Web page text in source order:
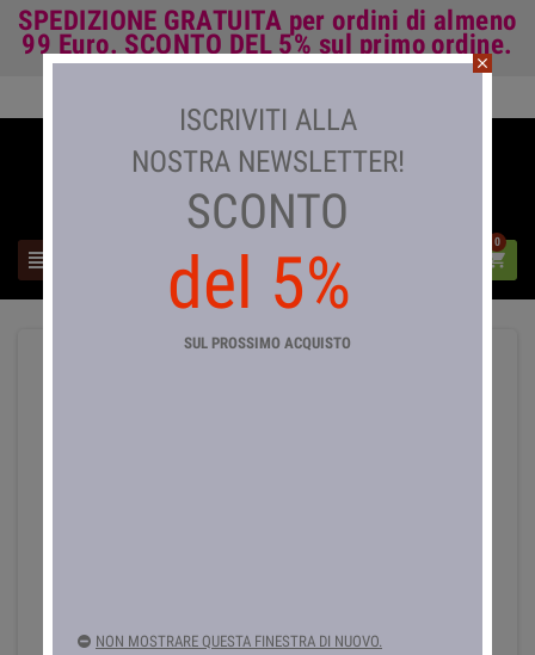
SPEDIZIONE GRATUITA per ordini di almeno
99 Euro. SCONTO DEL 5% sul primo ordine.
 
0
close
ISCRIVITI ALLA
NOSTRA NEWSLETTER!
SCONTO
del 5%
SUL PROSSIMO ACQUISTO
NON MOSTRARE QUESTA FINESTRA DI NUOVO.